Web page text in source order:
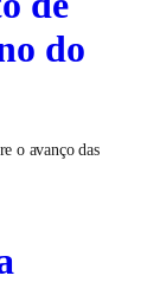
do
o avanço das